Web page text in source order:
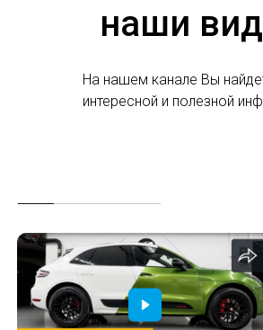
наши
На нашем канале Вы
интересной и полезной